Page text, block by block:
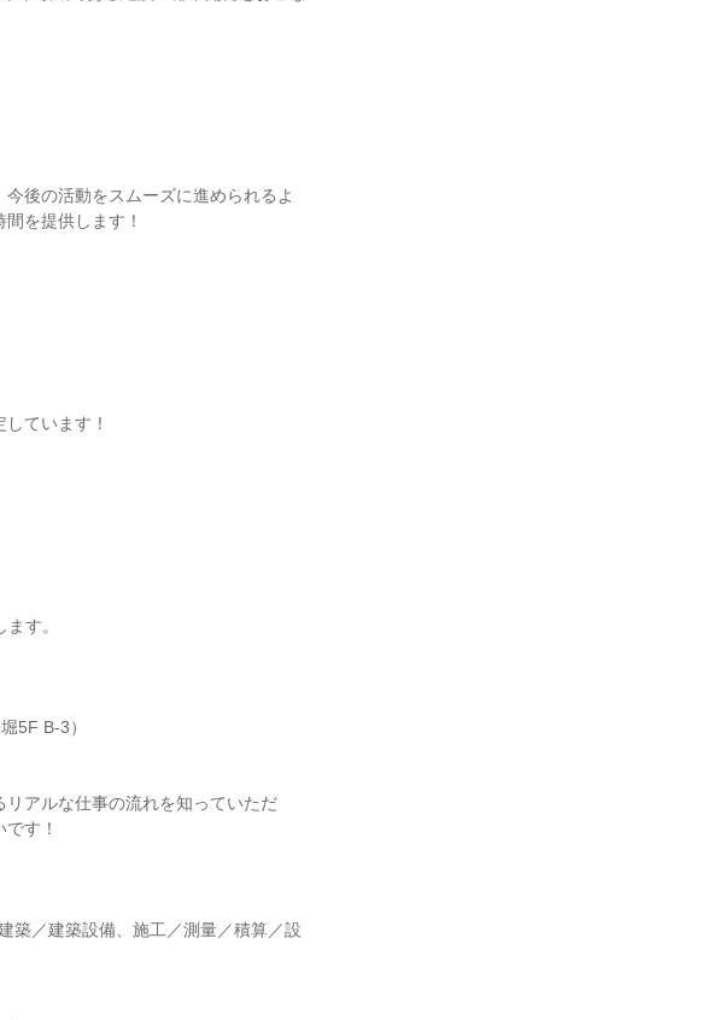
後の活動をスムーズに進められるよ
を提供します！
ています！
す。
5F B-3）
アルな仕事の流れを知っていただ
す！
築／建築設備、施工／測量／積算／設